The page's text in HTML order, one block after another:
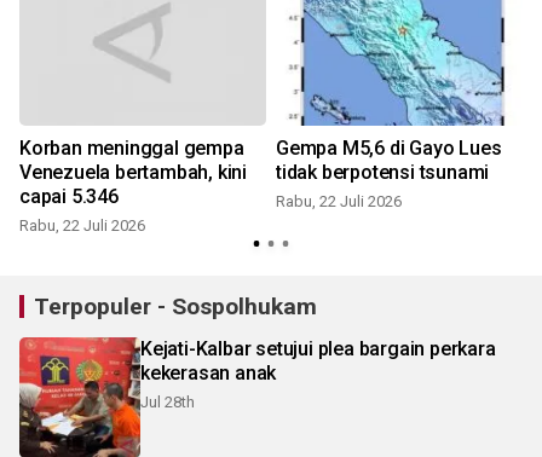
Korban meninggal gempa
Venezuela bertambah, kini
capai 5.346
Rabu, 22 Juli 2026
Gempa M5,6 di Gayo Lues
tidak berpotensi tsunami
Rabu, 22 Juli 2026
Terpopuler - Sospolhukam
Kejati-Kalbar setujui plea bargain perkara
kekerasan anak
Jul 28th